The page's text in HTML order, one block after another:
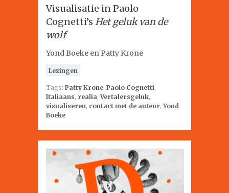
Visualisatie in Paolo
Cognetti’s Het geluk van de
wolf
Yond Boeke en Patty Krone
Lezingen
Tags: Patty Krone, Paolo Cognetti,
Italiaans, realia,Vertalersgeluk,
visualiseren, contact met de auteur,Yond
Boeke